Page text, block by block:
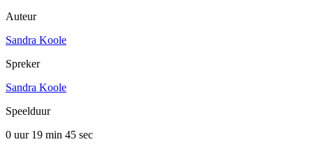
Auteur
Sandra Koole
Spreker
Sandra Koole
Speelduur
0 uur 19 min 45 sec